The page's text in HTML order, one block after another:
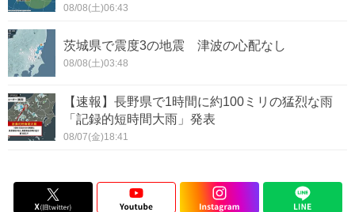
08/08(土)06:43
茨城県で震度3の地震 津波の心配なし
08/08(土)03:48
【速報】長野県で1時間に約100ミリの猛烈な雨
「記録的短時間大雨」発表
08/07(金)18:41